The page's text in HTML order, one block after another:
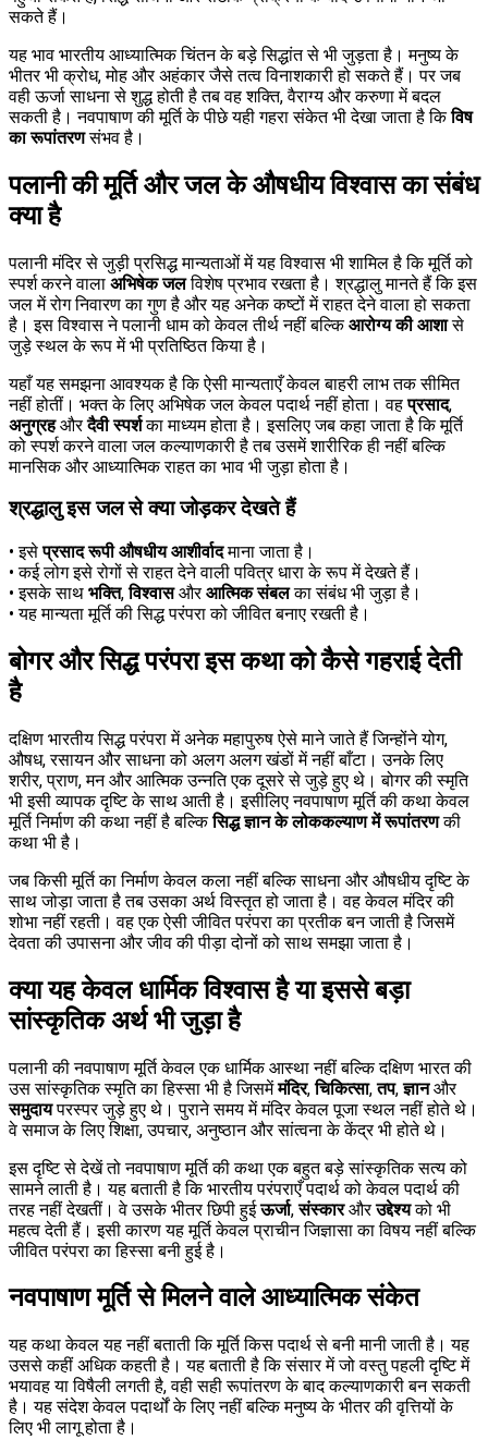
सकते हैं।
यह भाव भारतीय आध्यात्मिक चिंतन के बड़े सिद्धांत से भी जुड़ता है। मनुष्य के
भीतर भी क्रोध, मोह और अहंकार जैसे तत्व विनाशकारी हो सकते हैं। पर जब
वही ऊर्जा साधना से शुद्ध होती है तब वह शक्ति, वैराग्य और करुणा में बदल
सकती है। नवपाषाण की मूर्ति के पीछे यही गहरा संकेत भी देखा जाता है किविष
का रूपांतरणसंभव है।
पलानी की मूर्ति और जल के औषधीय विश्वास का संबंध
क्या है
पलानी मंदिर से जुड़ी प्रसिद्ध मान्यताओं में यह विश्वास भी शामिल है कि मूर्ति को
स्पर्श करने वाला अभिषेक जलविशेष प्रभाव रखता है। श्रद्धालु मानते हैं कि इस
जल में रोग निवारण का गुण है और यह अनेक कष्टों में राहत देने वाला हो सकता
है। इस विश्वास ने पलानी धाम को केवल तीर्थ नहीं बल्किआरोग्य की आशासे
जुड़े स्थल के रूप में भी प्रतिष्ठित किया है।
यहाँ यह समझना आवश्यक है कि ऐसी मान्यताएँ केवल बाहरी लाभ तक सीमित
नहीं होतीं। भक्त के लिए अभिषेक जल केवल पदार्थ नहीं होता। वहप्रसाद,
अनुग्रहऔरदैवी स्पर्शका माध्यम होता है। इसलिए जब कहा जाता है कि मूर्ति
को स्पर्श करने वाला जल कल्याणकारी है तब उसमें शारीरिक ही नहीं बल्कि
मानसिक और आध्यात्मिक राहत का भाव भी जुड़ा होता है।
श्रद्धालु इस जल से क्या जोड़कर देखते हैं
• इसेप्रसाद रूपी औषधीय आशीर्वादमाना जाता है।
• कई लोग इसे रोगों से राहत देने वाली पवित्र धारा के रूप में देखते हैं।
• इसके साथ भक्ति,विश्वासऔरआत्मिक संबलका संबंध भी जुड़ा है।
• यह मान्यता मूर्ति की सिद्ध परंपरा को जीवित बनाए रखती है।
बोगर और सिद्ध परंपरा इस कथा को कैसे गहराई देती
है
दक्षिण भारतीय सिद्ध परंपरा में अनेक महापुरुष ऐसे माने जाते हैं जिन्होंने योग,
औषध, रसायन और साधना को अलग अलग खंडों में नहीं बाँटा। उनके लिए
शरीर, प्राण, मन और आत्मिक उन्नति एक दूसरे से जुड़े हुए थे। बोगर की स्मृति
भी इसी व्यापक दृष्टि के साथ आती है। इसीलिए नवपाषाण मूर्ति की कथा केवल
मूर्ति निर्माण की कथा नहीं है बल्किसिद्ध ज्ञान के लोककल्याण में रूपांतरणकी
कथा भी है।
जब किसी मूर्ति का निर्माण केवल कला नहीं बल्कि साधना और औषधीय दृष्टि के
साथ जोड़ा जाता है तब उसका अर्थ विस्तृत हो जाता है। वह केवल मंदिर की
शोभा नहीं रहती। वह एक ऐसी जीवित परंपरा का प्रतीक बन जाती है जिसमें
देवता की उपासना और जीव की पीड़ा दोनों को साथ समझा जाता है।
क्या यह केवल धार्मिक विश्वास है या इससे बड़ा
सांस्कृतिक अर्थ भी जुड़ा है
पलानी की नवपाषाण मूर्ति केवल एक धार्मिक आस्था नहीं बल्कि दक्षिण भारत की
उस सांस्कृतिक स्मृति का हिस्सा भी है जिसमेंमंदिर,चिकित्सा,तप,ज्ञानऔर
समुदायपरस्पर जुड़े हुए थे। पुराने समय में मंदिर केवल पूजा स्थल नहीं होते थे।
वे समाज के लिए शिक्षा, उपचार, अनुष्ठान और सांत्वना के केंद्र भी होते थे।
इस दृष्टि से देखें तो नवपाषाण मूर्ति की कथा एक बहुत बड़े सांस्कृतिक सत्य को
सामने लाती है। यह बताती है कि भारतीय परंपराएँ पदार्थ को केवल पदार्थ की
तरह नहीं देखतीं। वे उसके भीतर छिपी हुईऊर्जा,संस्कारऔरउद्देश्यको भी
महत्व देती हैं। इसी कारण यह मूर्ति केवल प्राचीन जिज्ञासा का विषय नहीं बल्कि
जीवित परंपरा का हिस्सा बनी हुई है।
नवपाषाण मूर्ति से मिलने वाले आध्यात्मिक संकेत
यह कथा केवल यह नहीं बताती कि मूर्ति किस पदार्थ से बनी मानी जाती है। यह
उससे कहीं अधिक कहती है। यह बताती है कि संसार में जो वस्तु पहली दृष्टि में
भयावह या विषैली लगती है, वही सही रूपांतरण के बाद कल्याणकारी बन सकती
है। यह संदेश केवल पदार्थों के लिए नहीं बल्कि मनुष्य के भीतर की वृत्तियों के
लिए भी लागू होता है।